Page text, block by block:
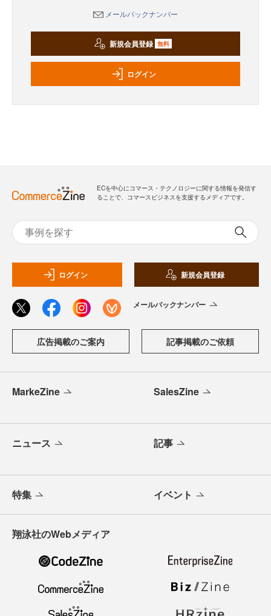
メールバックナンバー
新規会員登録 無料
ログイン
ECを中心にコマース・テクノロジーに関する情報を発信す
ることで、コマースビジネスを支援するメディアです。
ログイン 新規会員登録
メールバックナンバー
広告掲載のご案内 記事掲載のご依頼
MarkeZine SalesZine
ニュース 記事
特集 イベント
翔泳社のWebメディア